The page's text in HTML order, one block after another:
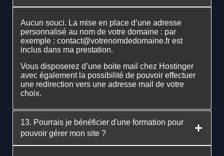
Aucun souci. La mise en place d’une adresse
personnalisé au nom de votre domaine : par
exemple : contact@votrenomdedomaine.fr est
inclus dans ma prestation.
Vous disposerez d’une boite mail chez Hostinger
avec également la possibilité de pouvoir effectuer
une redirection vers une adresse mail de votre
choix.
13. Pourrais je bénéficier d'une formation pour
pouvoir gérer mon site ?